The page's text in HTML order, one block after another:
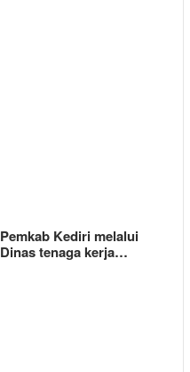
Pemkab Kediri melalui
Dinas tenaga kerja…